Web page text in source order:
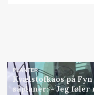
PLANTER
Kvælstofkaos på
såplaner: - Jeg føler